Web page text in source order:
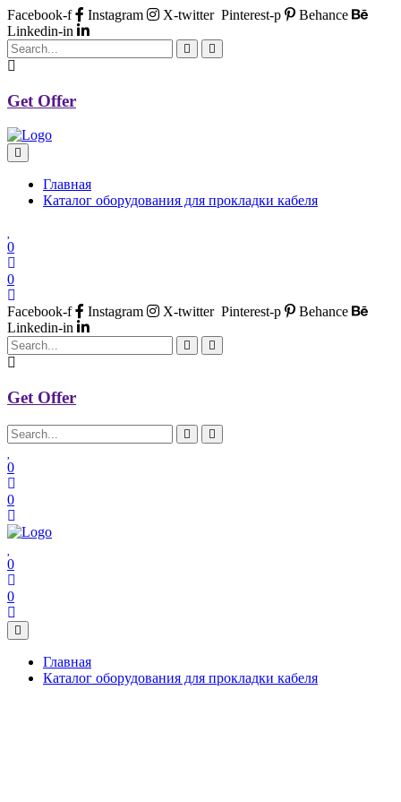
Facebook-f Instagram X-twitter Pinterest-p
Behance
Linkedin-in
Get Offer
Главная
Каталог оборудования для прокладки кабеля
0
0
Facebook-f Instagram X-twitter Pinterest-p
Behance
Linkedin-in
Get Offer
0
0
0
0
Главная
Каталог оборудования для прокладки кабеля